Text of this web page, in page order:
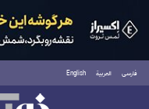
فارسی العربية English
یکشنبه ۱۸ مرداد ۱۴۰۵